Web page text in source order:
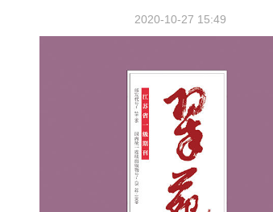
2020-10-27 15:49